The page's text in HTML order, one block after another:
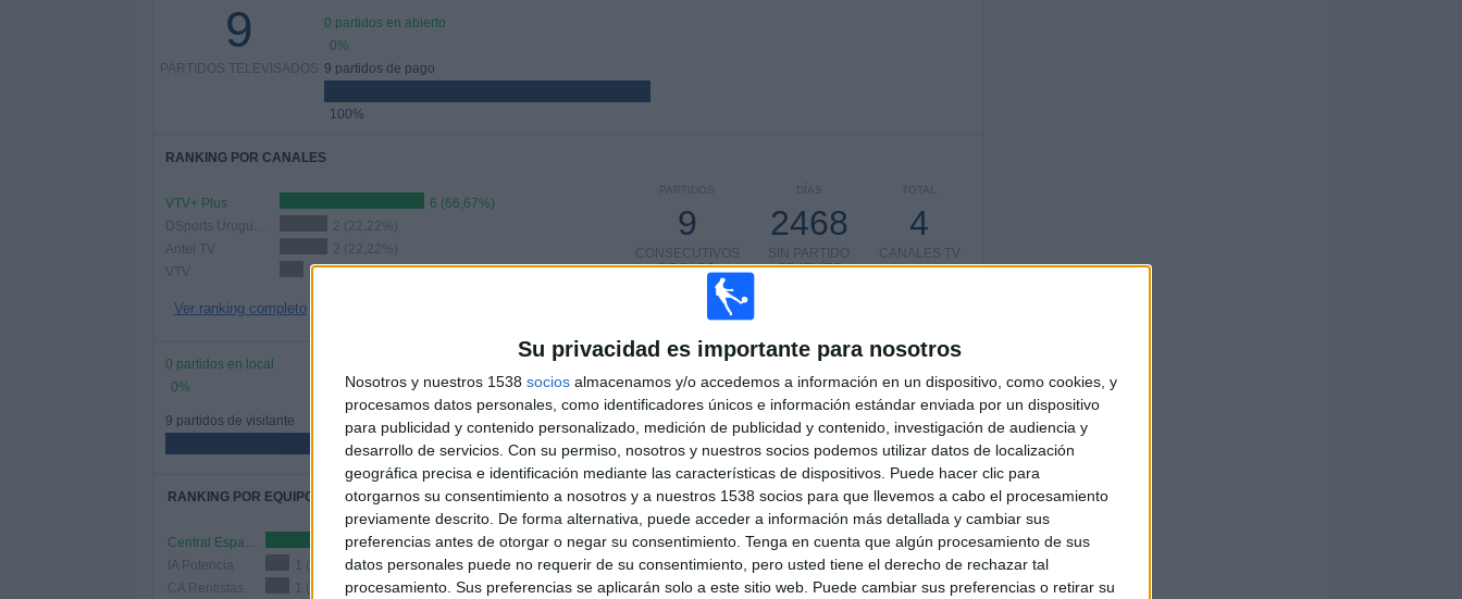
Su privacidad es importante para nosotros
Nosotros y nuestros 1538 socios almacenamos y/o accedemos a información en un dispositivo, como cookies, y
procesamos datos personales, como identificadores únicos e información estándar enviada por un dispositivo
para publicidad y contenido personalizado, medición de publicidad y contenido, investigación de audiencia y
desarrollo de servicios. Con su permiso, nosotros y nuestros socios podemos utilizar datos de localización
geográfica precisa e identificación mediante las características de dispositivos. Puede hacer clic para
otorgarnos su consentimiento a nosotros y a nuestros 1538 socios para que llevemos a cabo el procesamiento
previamente descrito. De forma alternativa, puede acceder a información más detallada y cambiar sus
preferencias antes de otorgar o negar su consentimiento. Tenga en cuenta que algún procesamiento de sus
datos personales puede no requerir de su consentimiento, pero usted tiene el derecho de rechazar tal
procesamiento. Sus preferencias se aplicarán solo a este sitio web. Puede cambiar sus preferencias o retirar su
9
PARTIDOS TELEVISADOS
0 partidos en abierto
0%
9 partidos de pago
100%
RANKING POR CANALES
VTV+ Plus
6 (66,67%)
2 (22,22%)
Antel TV
2 (22,22%)
VTV
1 (11,11%)
Ver ranking completo
TOTAL
4
CANALES TV
DÍAS
2468
SIN PARTIDO
GRATUÍTO
PARTIDOS
9
CONSECUTIVOS
DE PAGO
0 partidos en local
0%
9 partidos de visitante
100%
TOTAL
8
RIVALES
2
VS Central
Español
3
COMPETICIONES
RANKING POR EQUIPOS
Central Español
2 (22,22%)
IA Potencia
1 (11,11%)
CA Rentistas
1 (11,11%)
RANKING POR COMPETICIONES
Liga de Ascenso Profesional
6 (66,67%)
Divisional C
2 (22,22%)
Segunda B Nacional
1 (11,11%)